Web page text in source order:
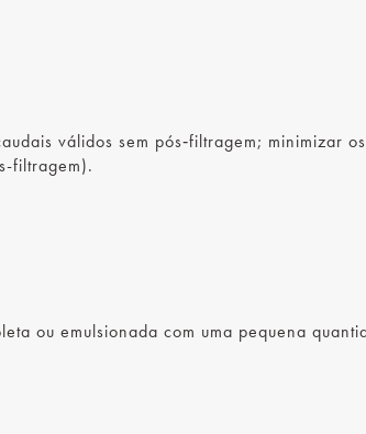
válidos sem pós‑filtragem; minimizar os
filtragem).
ou emulsionada com uma pequena